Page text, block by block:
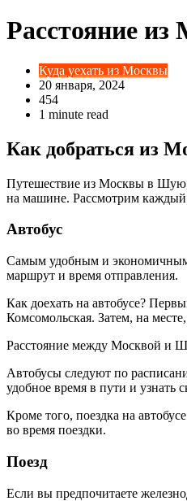
Расстояние
Куда уехать из Москвы
20 января, 2024
454
1 minute read
Как добраться из
Путешествие из Москвы в Шую,
на машине. Рассмотрим
Автобус
Самым удобным и экономичным
маршрут и время отправления.
Как доехать на автобусе?
Комсомольская. Затем, на
Расстояние между Москвой и
Автобусы следуют по
удобное время в пути и узнать
Кроме того, поездка на
во время поездки.
Поезд
Если вы предпочитаете